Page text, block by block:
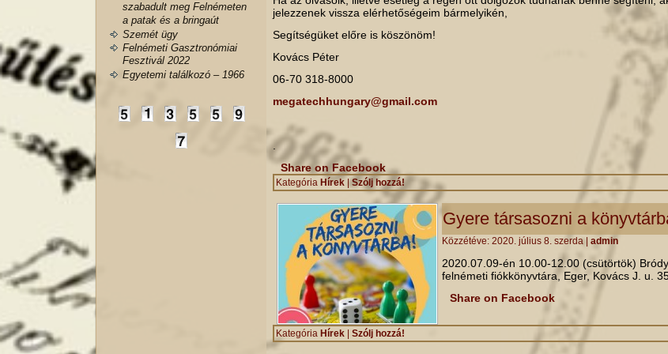
szabadult meg Felnémeten
a patak és a bringaút
Szemét ügy
Felnémeti Gasztronómiai
Fesztivál 2022
Egyetemi találkozó – 1966
jelezzenek vissza elérhetőségeim bármelyikén,
Segítségüket előre is köszönöm!
Kovács Péter
06-70 318-8000
megatechhungary@gmail.com
.
Share on Facebook
Kategória Hírek Szólj hozzá!
Gyere társasozni a
Közzétéve: 2020. július 8. szerda admin
2020.07.09-én 10.00-12.00 (csütörtök)
felnémeti fiókkönyvtára, Eger, Kovács J. u.
Share on Facebook
Kategória Hírek Szólj hozzá!